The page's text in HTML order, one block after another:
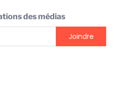
des médias